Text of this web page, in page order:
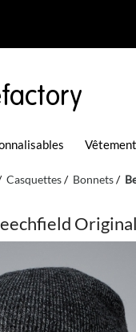
Casquettes Bonnets
Original